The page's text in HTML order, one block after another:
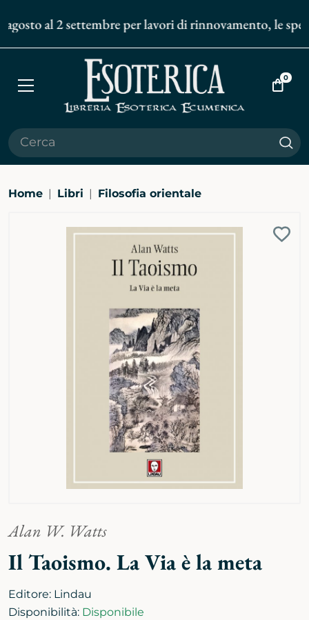
al 2 settembre per lavori di rinnovamento, le
Apri
Vai
0
Home Libri Filosofia orientale
Ingrandisci
Alan W. Watts
Il Taoismo. La Via è la meta
Editore: Lindau
Disponibilità: Disponibile